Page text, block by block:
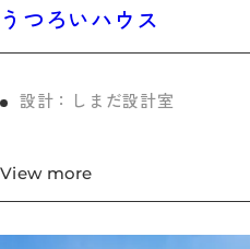
うつろいハウス
設計：しまだ設計室
View more